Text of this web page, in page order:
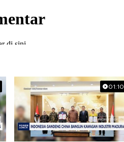
01:10